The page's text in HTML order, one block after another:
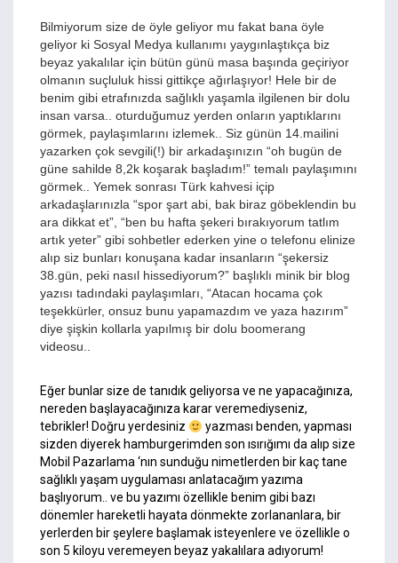
Bilmiyorum size de öyle geliyor mu fakat bana öyle
geliyor ki Sosyal Medya kullanımı yaygınlaştıkça biz
beyaz yakalılar için bütün günü masa başında geçiriyor
olmanın suçluluk hissi gittikçe ağırlaşıyor! Hele bir de
benim gibi etrafınızda sağlıklı yaşamla ilgilenen bir dolu
insan varsa.. oturduğumuz yerden onların yaptıklarını
görmek, paylaşımlarını izlemek.. Siz günün 14.mailini
yazarken çok sevgili(!) bir arkadaşınızın “oh bugün de
güne sahilde 8,2k koşarak başladım!” temalı paylaşımını
görmek.. Yemek sonrası Türk kahvesi içip
arkadaşlarınızla “spor şart abi, bak biraz göbeklendin bu
ara dikkat et”, “ben bu hafta şekeri bırakıyorum tatlım
artık yeter” gibi sohbetler ederken yine o telefonu elinize
alıp siz bunları konuşana kadar insanların “şekersiz
38.gün, peki nasıl hissediyorum?” başlıklı minik bir blog
yazısı tadındaki paylaşımları, “Atacan hocama çok
teşekkürler, onsuz bunu yapamazdım ve yaza hazırım”
diye şişkin kollarla yapılmış bir dolu boomerang
videosu..
Eğer bunlar size de tanıdık geliyorsa ve ne yapacağınıza,
nereden başlayacağınıza karar veremediyseniz,
tebrikler! Doğru yerdesiniz
yazması benden, yapması
sizden diyerek hamburgerimden son ısırığımı da alıp size
Mobil Pazarlama ‘nın sunduğu nimetlerden bir kaç tane
sağlıklı yaşam uygulaması anlatacağım yazıma
başlıyorum.. ve bu yazımı özellikle benim gibi bazı
dönemler hareketli hayata dönmekte zorlananlara, bir
yerlerden bir şeylere başlamak isteyenlere ve özellikle o
son 5 kiloyu veremeyen beyaz yakalılara adıyorum!